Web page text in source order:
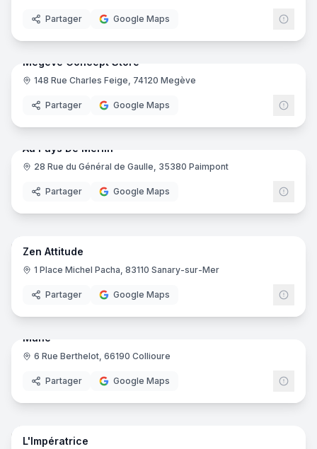
Partager Google Maps
Megève Concept Store
148 Rue Charles Feige, 74120 Megève
Partager Google Maps
Au Pays De Merlin
28 Rue du Général de Gaulle, 35380 Paimpont
Partager Google Maps
6
Zen Attitude
1 Place Michel Pacha, 83110 Sanary-sur-Mer
Partager Google Maps
Mane
6 Rue Berthelot, 66190 Collioure
Partager Google Maps
15
L'Impératrice